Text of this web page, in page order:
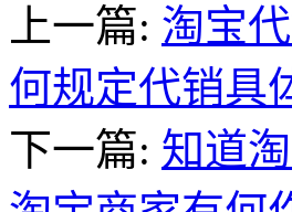
上一篇: 淘宝
何规定代销具
下一篇: 知道